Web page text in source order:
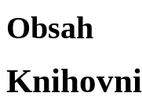
Obsah